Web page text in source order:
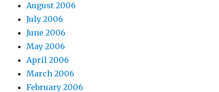
August 2006
July 2006
June 2006
May 2006
April 2006
March 2006
February 2006